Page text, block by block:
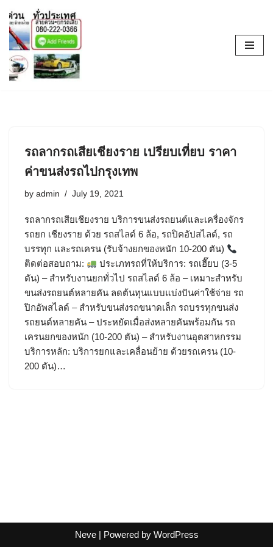
Skip
to
content
รถลากรถเสียเชียงราย เปรียบเที่ยบ ราคา
ค่าขนส่งรถไปกรุงเทพ
by admin July 19, 2021
รถลากรถเสียเชียงราย บริการขนส่งรถยนต์และเครื่องจักร
รถยก เชียงราย ด้วย รถสไลด์ 6 ล้อ, รถปิคอัปสไลด์, รถ
บรรทุก และรถเครน (รับจ้างยกของหนัก 10-200 ตัน)
ติดต่อสอบถาม:
ประเภทรถที่ให้บริการ: รถเฮี๊ยบ (3-5
ตัน) – สำหรับงานยกทั่วไป รถสไลด์ 6 ล้อ – เหมาะสำหรับ
ขนส่งรถยนต์หลายคัน ลดต้นทุนแบบแบ่งปันค่าใช้จ่าย รถ
ปิกอัพสไลด์ – สำหรับขนส่งรถขนาดเล็ก รถบรรทุกขนส่ง
รถยนต์หลายคัน – ประหยัดเมื่อส่งหลายคันพร้อมกัน รถ
เครนยกของหนัก (10-200 ตัน) – สำหรับงานอุตสาหกรรม
บริการหลัก: บริการยกและเคลื่อนย้าย ด้วยรถเครน (10-
200 ตัน)…
Neve| Powered by WordPress